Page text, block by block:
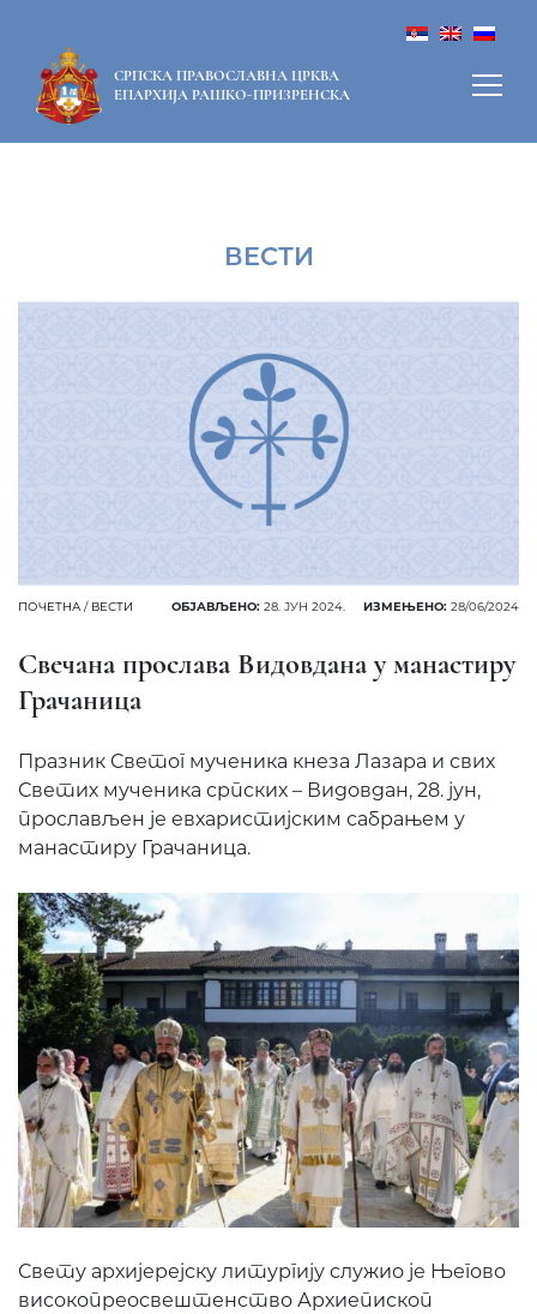
СРПСКА ПРАВОСЛАВНА ЦРКВА
ЕПАРХИЈА РАШКО-ПРИЗРЕНСКА
ВЕСТИ
ПОЧЕТНА / ВЕСТИ ОБЈАВЉЕНО: 28. ЈУН 2024. ИЗМЕЊЕНО: 28/06/2024
Свечана прослава Видовдана у манастиру
Грачаница
Празник Светог мученика кнеза Лазара и свих
Светих мученика српских – Видовдан, 28. јун,
прослављен је евхаристијским сабрањем у
манастиру Грачаница.
Свету архијерејску литургију служио је Његово
високопреосвештенство Архиепископ